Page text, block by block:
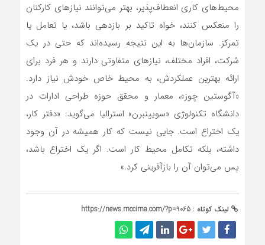
محیط‌های کاری انعطاف‌‌‌پذیر، بهتر می‌توانند نیازهای کارکنان
را منعکس کنند، خواه تاکید بر بازدهی باشد، یا تعامل یا
تمرکز. سازمان‌ها به این نتیجه رسیده‌‌‌اند که حتی در یک
شرکت، افراد مختلف، نیازهای متفاوتی دارند و هر فرد برای
ارائه بهترین عملکردش، به محیط خاص خودش نیاز دارد.
«آگوستین چوز»، معمار و محقق حوزه طراحی ادارات در
دانشگاه تکنولوژی «سویینبرن» استرالیا می‌گوید: «دفتر کار،
یک اختراع است. جایی نیست که کار همیشه در آن وجود
داشته، بلکه تکامل محیط کار است. اگر یک اختراع باشد،
پس می‌توان آن را بازآفرینی کرد.»
لینک کوتاه : https://news.mccima.com/?p=9065